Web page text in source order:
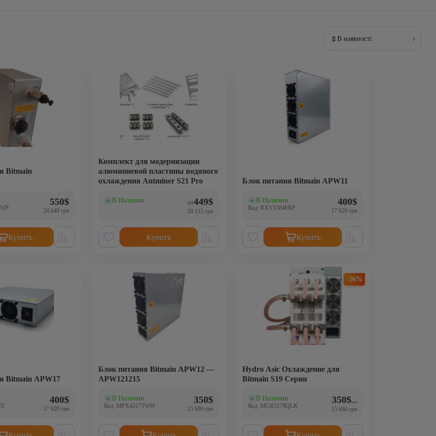
В наявності
Bitmain
550$
24 640 грн
Купить
Комплект для модернизации
алюминиевой пластины водяного
охлаждения Antminer S21 Pro
В Наличии
(0) от449$
20 115 грн
Купить
Блок питания Bitmain APW11
В Наличии
(0)
Код: RXV1584ERP
400$
17 920 грн
Купить
Bitmain APW17
400$
17 920 грн
Блок питания Bitmain APW12 —
APW121215
В Наличии
(0)
Код: MPX4217TWW
350$
15 680 грн
Hydro Asic Охлаждение для
Bitmain S19 Серии
-56%
В Наличии
(2)
Код: MGR5178QLK
800$
Первоначальная цена
350$
Текущая цена: 350$.
15 680 грн